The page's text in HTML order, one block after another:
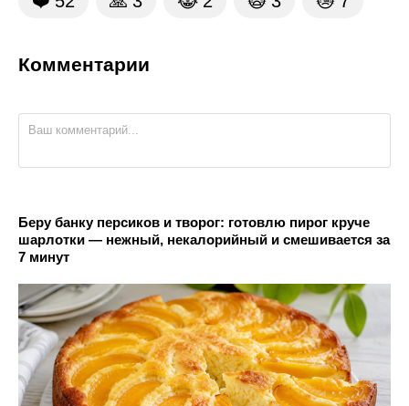
Комментарии
Беру банку персиков и творог: готовлю пирог круче
шарлотки — нежный, некалорийный и смешивается за
7 минут